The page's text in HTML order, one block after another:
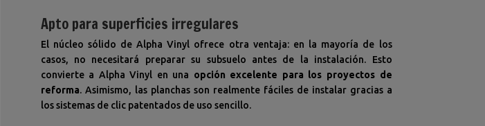
Apto para superficies irregulares
El núcleo sólido de Alpha Vinyl ofrece otra ventaja: en la mayoría de los
casos, no necesitará preparar su subsuelo antes de la instalación. Esto
convierte a Alpha Vinyl en una opción excelente para los proyectos de
reforma. Asimismo, las planchas son realmente fáciles de instalar gracias a
los sistemas de clic patentados de uso sencillo.